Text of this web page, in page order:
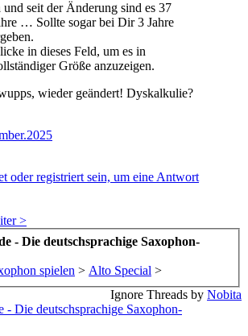
und seit der Änderung sind es 37
… Sollte sogar bei Dir 3 Jahre
in dieses Feld, um es in
Größe anzuzeigen.
wieder geändert! Dyskalkulie?
oder registriert sein, um eine Antwort
>
- Die deutschsprachige Saxophon-
spielen > Alto Special >
Ignore Threads by Nobita